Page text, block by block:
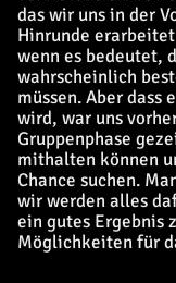
das wir uns in der
Hinrunde
wenn es bedeutet,
wahrscheinlich
müssen. Aber
wird, war uns
Gruppenphase
mithalten können
Chance suchen.
wir werden alles
ein gutes Ergebnis
Möglichkeiten für